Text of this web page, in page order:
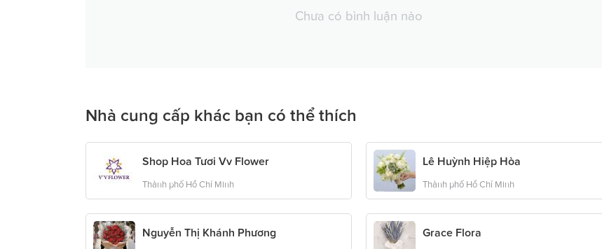
Chưa có bình luận nào
Nhà cung cấp khác bạn có thể thích
Shop Hoa Tươi Vv Flower
Thành phố Hồ Chí Minh
Lê Huỳnh Hiệp Hòa
Thành phố Hồ Chí Minh
Nguyễn Thị Khánh Phương Grace Flora